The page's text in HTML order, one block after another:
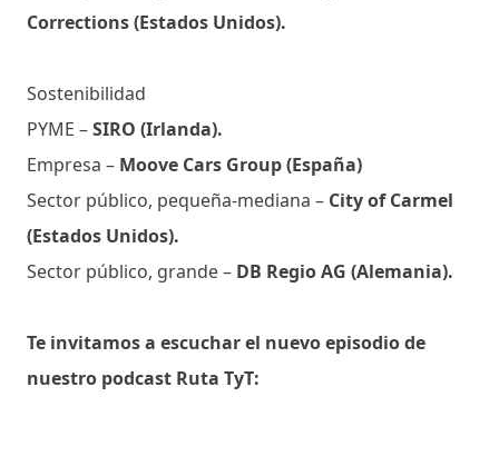
Corrections (Estados Unidos).
Sostenibilidad
PYME –SIRO (Irlanda).
Empresa – Moove Cars Group (España)
Sector público, pequeña-mediana – City of Carmel
(Estados Unidos).
Sector público, grande – DB Regio AG (Alemania).
Te invitamos a escuchar el nuevo episodio de
nuestro podcast Ruta TyT: